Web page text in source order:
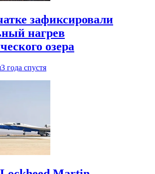
зафиксировали
нагрев
озера
3 года спустя